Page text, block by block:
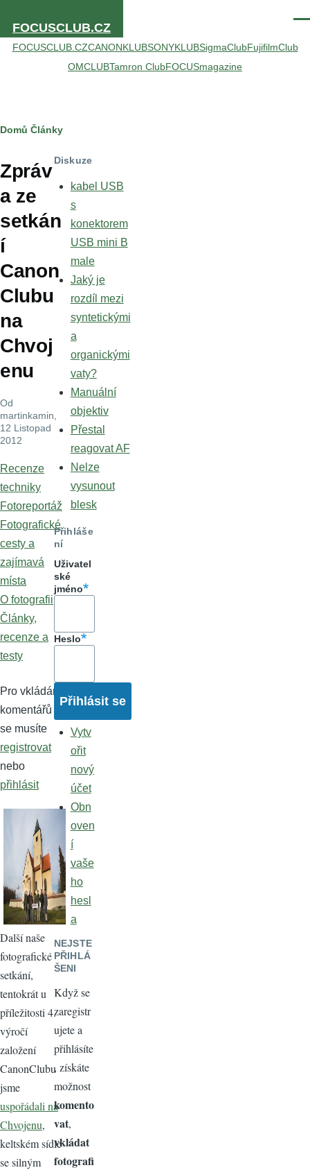
FOCUSCLUB.CZ
FOCUSCLUB.CZCANONKLUBSONYKLUBSigmaClubFujifilmClub
OMCLUBTamron ClubFOCUSmagazine
Drobečková
navigace
Domů Články
Zpráv
a ze
setkán
í
Canon
Clubu
na
Chvoj
enu
Od
martinkamin
12 Listopad
2012
Recenze
techniky
Fotoreportáž
Fotografické
cesty a
zajímavá
místa
O fotografii
Články,
recenze a
testy
Pro vkládání
komentářů
se musíte
registrovat
nebo
přihlásit
Další naše
fotografické
setkání,
tentokrát u
příležitosti 4.
výročí
založení
CanonClubu
jsme
uspořádali na
Chvojenu,
keltském sídle
se silným
Diskuze
kabel USB
s
konektorem
USB mini B
male
Jaký je
rozdíl mezi
syntetickými
a
organickými
vaty?
Manuální
objektiv
Přestal
reagovat AF
Nelze
vysunout
blesk
Přihláše
ní
Uživatel
ské
jméno
Heslo
Vytv
ořit
nový
účet
Obn
oven
í
vaše
ho
hesl
a
NEJSTE
PŘIHLÁ
ŠENI
Když se
zaregistr
ujete a
přihlásíte
, získáte
možnost
komento
vat,
vkládat
fotografi